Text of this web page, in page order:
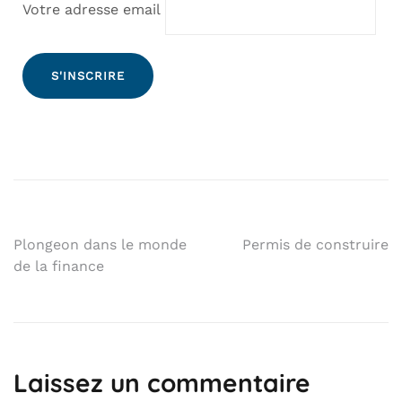
Votre adresse email
Plongeon dans le monde
de la finance
Permis de construire
Laissez un commentaire